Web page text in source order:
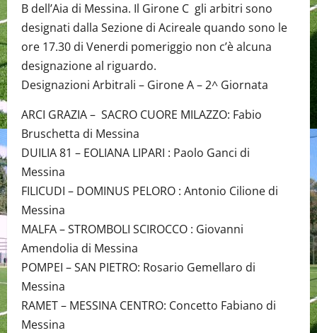
B dell’Aia di Messina. Il Girone C gli arbitri sono
designati dalla Sezione di Acireale quando sono le
ore 17.30 di Venerdi pomeriggio non c’è alcuna
designazione al riguardo.
Designazioni Arbitrali – Girone A – 2^ Giornata
ARCI GRAZIA – SACRO CUORE MILAZZO: Fabio
Bruschetta di Messina
DUILIA 81 – EOLIANA LIPARI : Paolo Ganci di
Messina
FILICUDI – DOMINUS PELORO : Antonio Cilione di
Messina
MALFA – STROMBOLI SCIROCCO : Giovanni
Amendolia di Messina
POMPEI – SAN PIETRO: Rosario Gemellaro di
Messina
RAMET – MESSINA CENTRO: Concetto Fabiano di
Messina